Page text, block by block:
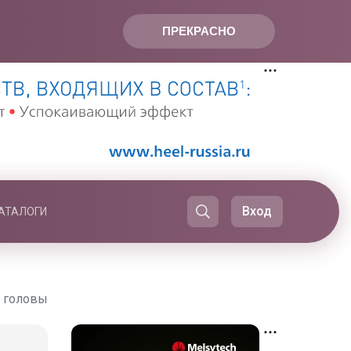
ПРЕКРАСНО
Вход
головы